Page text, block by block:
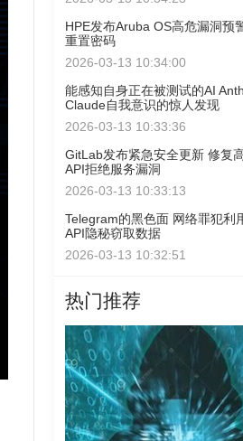
HPE发布Aruba OS高危漏洞预
重置密码
2026-03-13 10:34:00
能感知自身正在被测试的AI
Claude自我意识的惊人发现
2026-03-13 10:33:36
GitLab发布紧急安全更新 修复
API拒绝服务漏洞
2026-03-13 10:33:13
Telegram的黑色面 网络罪犯利
API隐秘窃取数据
2026-03-13 10:32:51
热门推荐